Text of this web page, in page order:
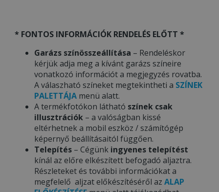
* FONTOS INFORMÁCIÓK RENDELÉS ELŐTT *
Garázs színösszeállítása – Rendeléskor
kérjük adja meg a kívánt garázs színeire
vonatkozó információt a megjegyzés rovatba.
A válaszható színeket megtekintheti a SZÍNEK
PALETTÁJA menü alatt.
A termékfotókon látható színek csak
illusztrációk – a valóságban kissé
eltérhetnek a mobil eszköz / számítógép
képernyő beállításaitól függően.
Telepítés – Cégünk ingyenes telepítést
kínál az előre elkészített befogadó aljaztra.
Részleteket és további információkat a
megfelelő aljzat előkészítéséről az ALAP